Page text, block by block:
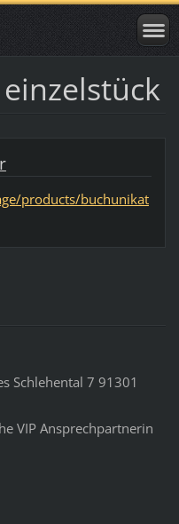
products/buchunikat
Schlehental 7 91301
VIP Ansprechpartnerin